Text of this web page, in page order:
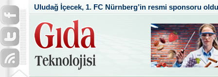
Uludağ İçecek, 1. FC Nürnberg’in resmi sponsoru oldu